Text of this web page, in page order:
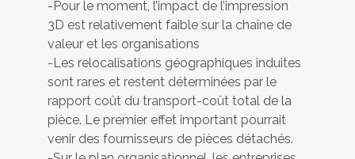
-Pour le moment, l’impact de l’impression
3D est relativement faible sur la chaîne de
valeur et les organisations
-Les relocalisations géographiques induites
sont rares et restent déterminées par le
rapport coût du transport-coût total de la
pièce. Le premier effet important pourrait
venir des fournisseurs de pièces détachés.